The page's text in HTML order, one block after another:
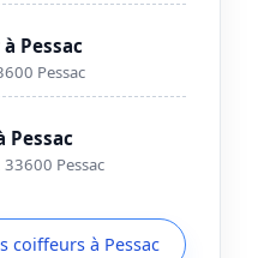
à Pessac
Pessac
Pessac
Pessac
coiffeurs à Pessac